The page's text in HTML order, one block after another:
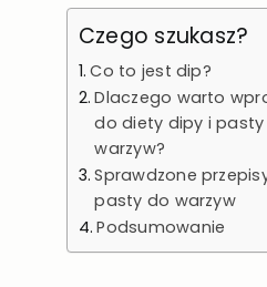
Czego szukasz?
Co to jest dip?
Dlaczego warto
do diety dipy i
warzyw?
Sprawdzone
pasty do warzyw
Podsumowanie